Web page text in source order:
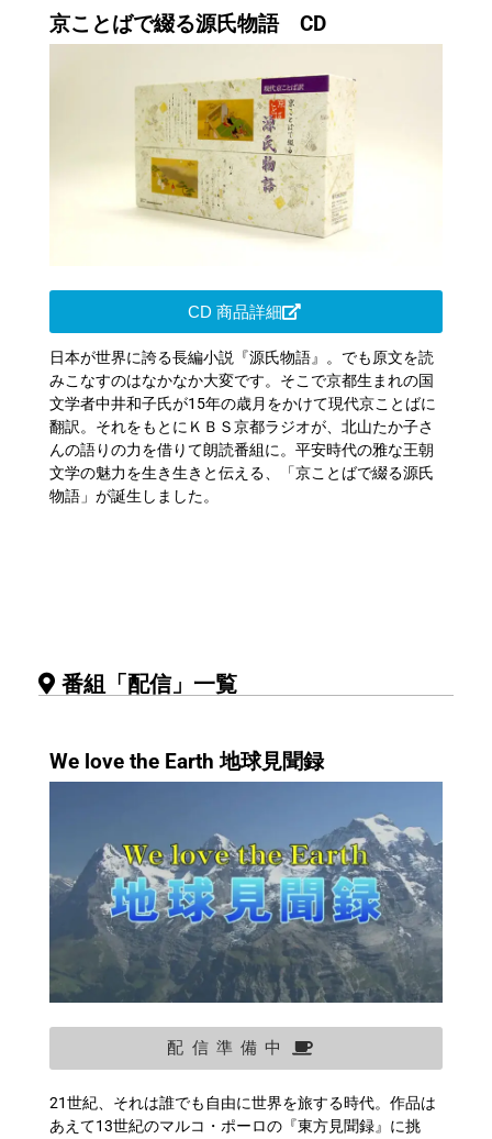
京ことばで綴る源氏物語 CD
CD 商品詳細
日本が世界に誇る長編小説『源氏物語』。でも原文を読
みこなすのはなかなか大変です。そこで京都生まれの国
文学者中井和子氏が15年の歳月をかけて現代京ことばに
翻訳。それをもとにＫＢＳ京都ラジオが、北山たか子さ
んの語りの力を借りて朗読番組に。平安時代の雅な王朝
文学の魅力を生き生きと伝える、「京ことばで綴る源氏
物語」が誕生しました。
番組「配信」一覧
We love the Earth 地球見聞録
配信準備中
21世紀、それは誰でも自由に世界を旅する時代。作品は
あえて13世紀のマルコ・ポーロの『東方見聞録』に挑